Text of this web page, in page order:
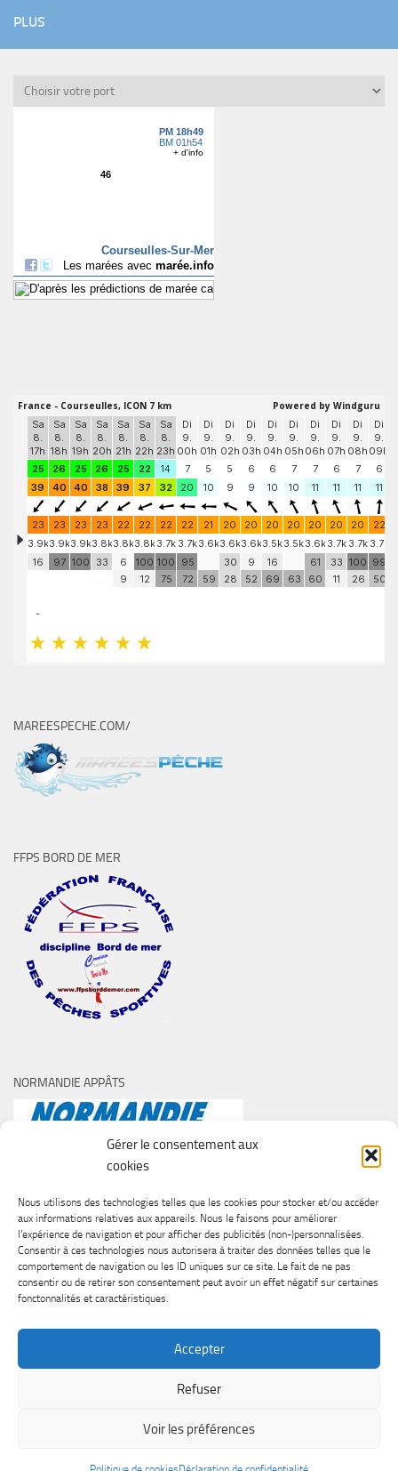
Gérer le consentement aux
cookies
Nous utilisons des technologies telles que les cookies pour stocker et/ou accéder
aux informations relatives aux appareils. Nous le faisons pour améliorer
l’expérience de navigation et pour afficher des publicités (non-)personnalisées.
Consentir à ces technologies nous autorisera à traiter des données telles que le
comportement de navigation ou les ID uniques sur ce site. Le fait de ne pas
consentir ou de retirer son consentement peut avoir un effet négatif sur certaines
fonctonnalités et caractéristiques.
Accepter
Refuser
Voir les préférences
PLUS
MAREESPECHE.COM/
FFPS BORD DE MER
NORMANDIE APPÂTS